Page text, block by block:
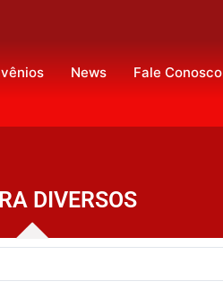
News Fale Conosco
DIVERSOS